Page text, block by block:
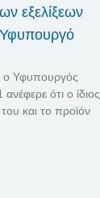
εξελίξεων
ο Υφυπουργός
ότι ο ίδιος
και το προϊόν